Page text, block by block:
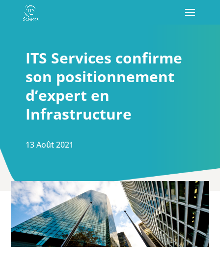
ITS Services confirme
son positionnement
d’expert en
Infrastructure
13 Août 2021